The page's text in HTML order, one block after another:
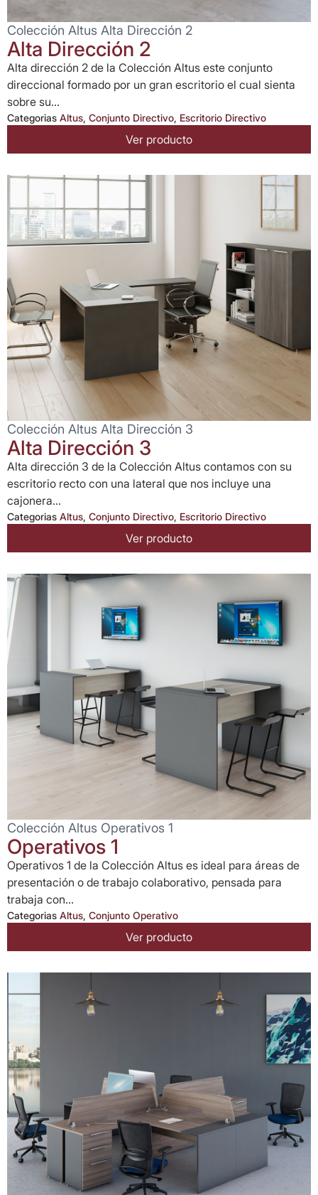
Colección Altus Alta Dirección 2
Alta Dirección 2
Alta dirección 2 de la Colección Altus este conjunto
direccional formado por un gran escritorio el cual sienta
sobre su...
Categorias Altus, Conjunto Directivo, Escritorio Directivo
Ver producto
Colección Altus Alta Dirección 3
Alta Dirección 3
Alta dirección 3 de la Colección Altus contamos con su
escritorio recto con una lateral que nos incluye una
cajonera...
Categorias Altus, Conjunto Directivo, Escritorio Directivo
Ver producto
Colección Altus Operativos 1
Operativos 1
Operativos 1 de la Colección Altus es ideal para áreas de
presentación o de trabajo colaborativo, pensada para
trabaja con...
Categorias Altus, Conjunto Operativo
Ver producto